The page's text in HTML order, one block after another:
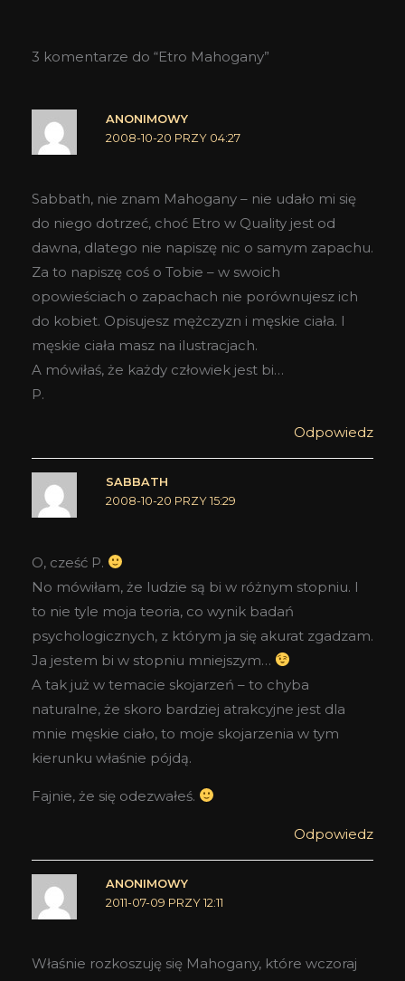
3 komentarze do “Etro Mahogany”
ANONIMOWY
2008-10-20 PRZY 04:27
Sabbath, nie znam Mahogany – nie udało mi się
do niego dotrzeć, choć Etro w Quality jest od
dawna, dlatego nie napiszę nic o samym zapachu.
Za to napiszę coś o Tobie – w swoich
opowieściach o zapachach nie porównujesz ich
do kobiet. Opisujesz mężczyzn i męskie ciała. I
męskie ciała masz na ilustracjach.
A mówiłaś, że każdy człowiek jest bi…
P.
Odpowiedz
SABBATH
2008-10-20 PRZY 15:29
O, cześć P.
No mówiłam, że ludzie są bi w różnym stopniu. I
to nie tyle moja teoria, co wynik badań
psychologicznych, z którym ja się akurat zgadzam.
Ja jestem bi w stopniu mniejszym…
A tak już w temacie skojarzeń – to chyba
naturalne, że skoro bardziej atrakcyjne jest dla
mnie męskie ciało, to moje skojarzenia w tym
kierunku właśnie pójdą.
Fajnie, że się odezwałeś.
Odpowiedz
ANONIMOWY
2011-07-09 PRZY 12:11
Właśnie rozkoszuję się Mahogany, które wczoraj